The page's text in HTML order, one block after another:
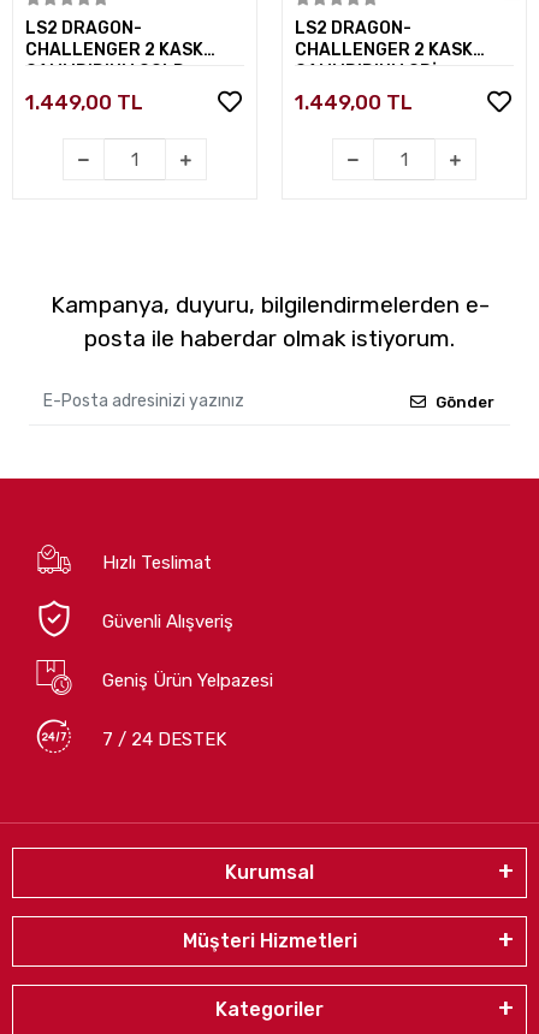
Sepete Ekle
LS2 DRAGON-
CHALLENGER 2 KASK
CAMI IRIDIUM GOLD
1.449,00 TL
Sepete Ekle
LS2 DRAGON-
CHALLENGER 2 KASK
CAMI IRIDIUM GRİ
1.449,00 TL
Kampanya, duyuru, bilgilendirmelerden e-
posta ile haberdar olmak istiyorum.
Gönder
Hızlı Teslimat
Güvenli Alışveriş
Geniş Ürün Yelpazesi
7 / 24 DESTEK
Kurumsal
Müşteri Hizmetleri
Kategoriler